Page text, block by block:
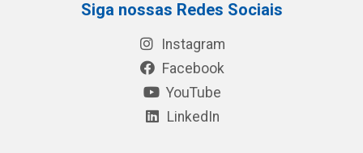
Siga nossas Redes Sociais
Instagram
Facebook
YouTube
LinkedIn